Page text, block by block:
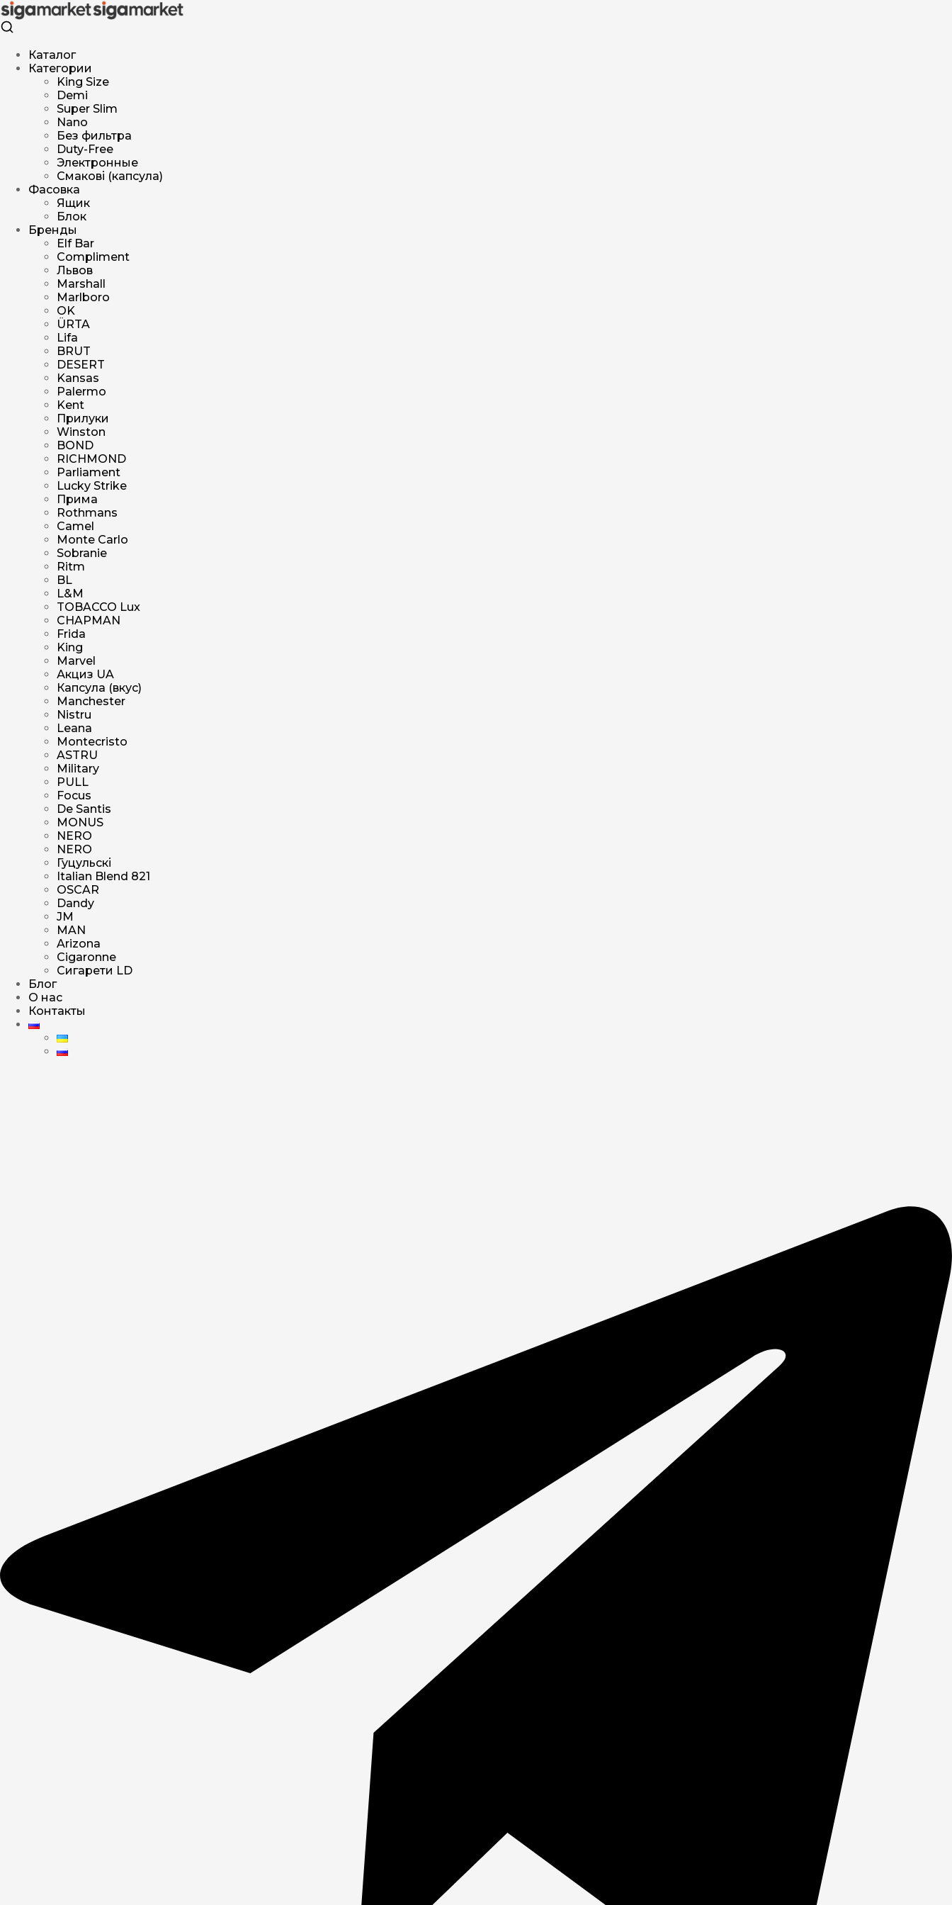
Каталог
Категории
King Size
Demi
Super Slim
Nano
Без фильтра
Duty-Free
Электронные
Смакові (капсула)
Фасовка
Ящик
Блок
Бренды
Elf Bar
Compliment
Львов
Marshall
Marlboro
OK
ÜRTA
Lifa
BRUT
DESERT
Kansas
Palermo
Kent
Прилуки
Winston
BOND
RICHMOND
Parliament
Lucky Strike
Прима
Rothmans
Camel
Monte Carlo
Sobranie
Ritm
BL
L&M
TOBACCO Lux
CHAPMAN
Frida
King
Marvel
Акциз UA
Капсула (вкус)
Manchester
Nistru
Leana
Montecristo
ASTRU
Military
PULL
Focus
De Santis
MONUS
NERO
NERO
Гуцульскі
Italian Blend 821
OSCAR
Dandy
JM
MAN
Arizona
Cigaronne
Сигарети LD
Блог
О нас
Контакты